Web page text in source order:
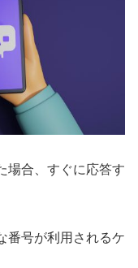
場合、すぐに応答す
番号が利用されるケ